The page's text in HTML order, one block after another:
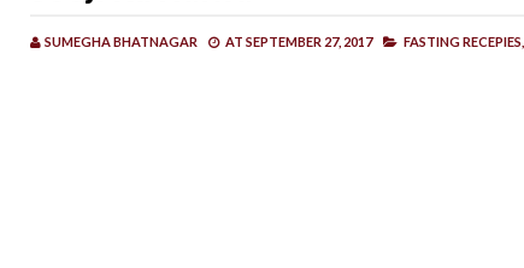
SUMEGHA BHATNAGAR AT SEPTEMBER 27, 2017 FASTING RECEPIES,